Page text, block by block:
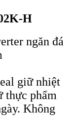
H
ngăn đá
giữ nhiệt
thực phẩm
Không